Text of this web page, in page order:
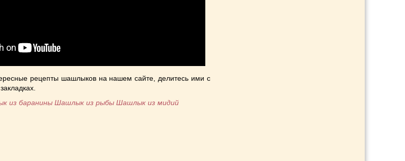
рецепты шашлыков на нашем сайте, делитесь ими с
из баранины Шашлык из рыбы Шашлык из мидий